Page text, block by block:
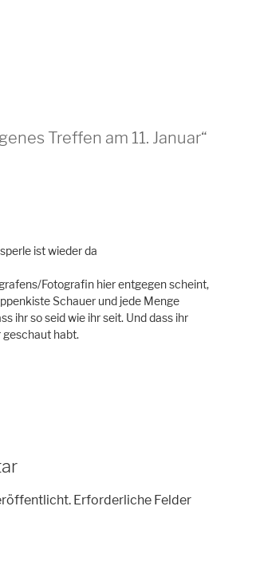
Treffen am 11. Januar“
ist wieder da
Fotografin hier entgegen scheint,
Schauer und jede Menge
ihr so seid wie ihr seit. Und dass ihr
geschaut habt.
Erforderliche Felder